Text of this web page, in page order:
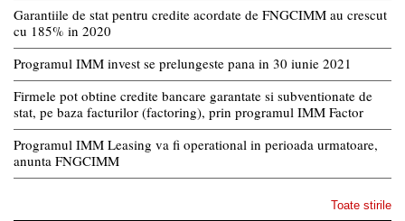
Garantiile de stat pentru credite acordate de FNGCIMM au crescut
cu 185% in 2020
Programul IMM invest se prelungeste pana in 30 iunie 2021
Firmele pot obtine credite bancare garantate si subventionate de
stat, pe baza facturilor (factoring), prin programul IMM Factor
Programul IMM Leasing va fi operational in perioada urmatoare,
anunta FNGCIMM
Toate stirile